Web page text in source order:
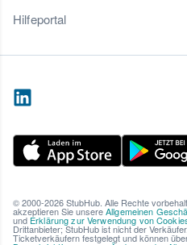
Hilfeportal
© 2000-2026 StubHub. Alle Rechte
akzeptieren Sie unsereAllgemeinen
und Erklärung zur Verwendung von
Drittanbieter; StubHub ist nicht der
Ticketverkäufern festgelegt und können